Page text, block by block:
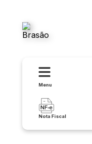
Menu
Nota Fiscal